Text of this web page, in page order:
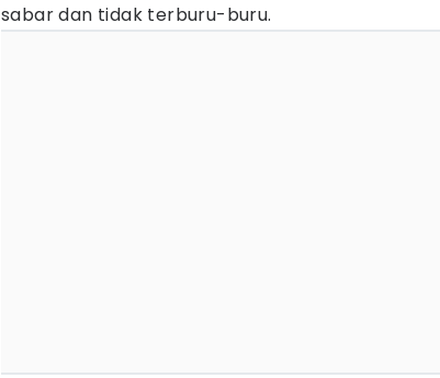
sabar dan tidak terburu-buru.